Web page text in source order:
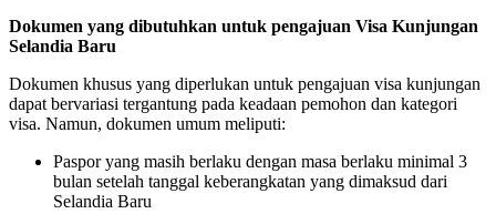
Dokumen yang dibutuhkan untuk pengajuan Visa Kunjungan
Selandia Baru
Dokumen khusus yang diperlukan untuk pengajuan visa kunjungan
dapat bervariasi tergantung pada keadaan pemohon dan kategori
visa. Namun, dokumen umum meliputi:
Paspor yang masih berlaku dengan masa berlaku minimal 3
bulan setelah tanggal keberangkatan yang dimaksud dari
Selandia Baru